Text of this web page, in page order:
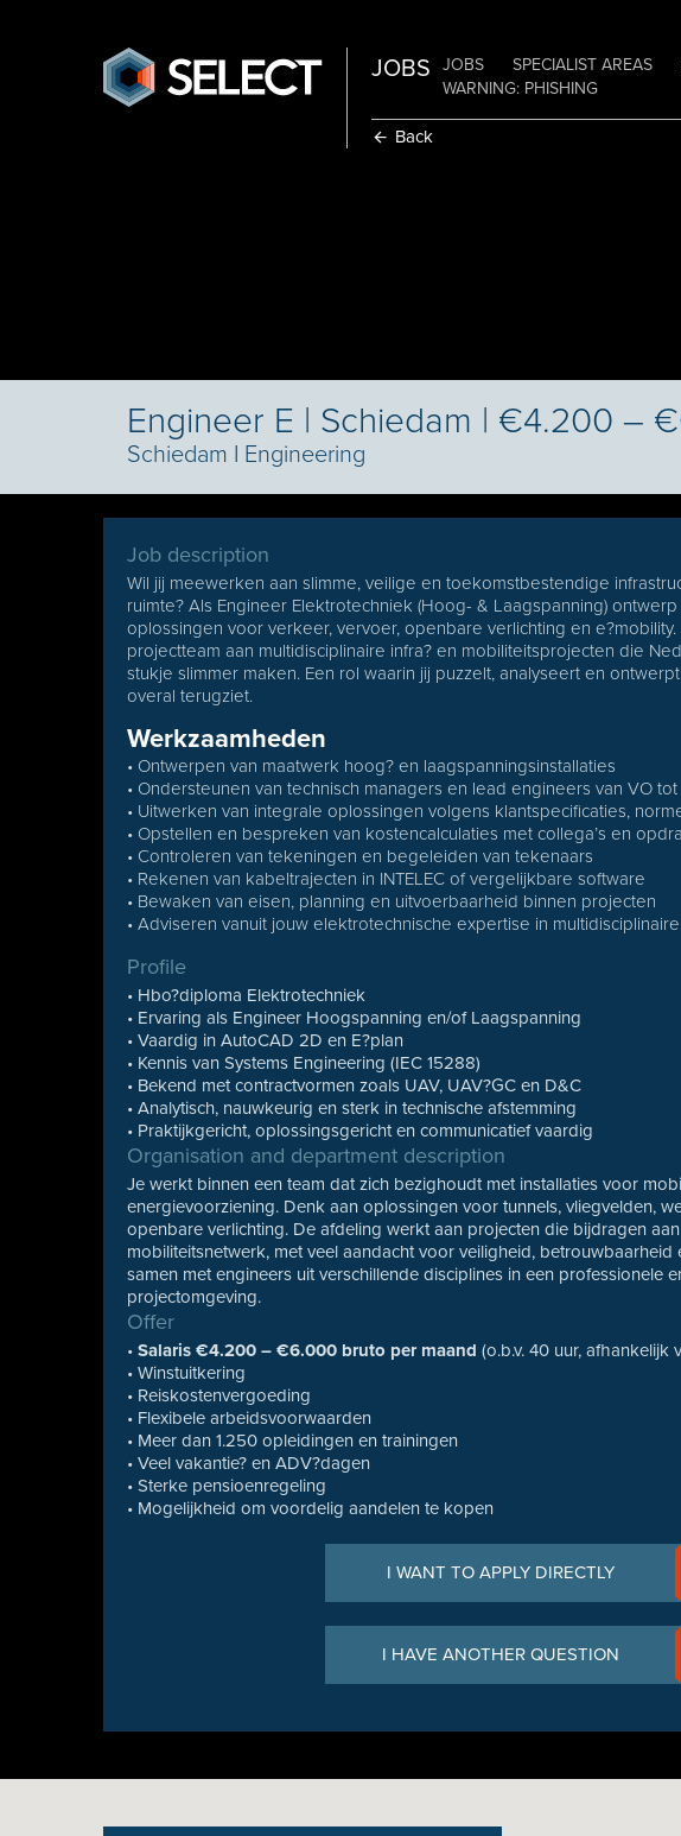
JOBS JOBS SPECIALIST AREAS
WARNING: PHISHING
Back
Engineer E | Schiedam | €4.200 –
Schiedam I Engineering
Job description
Wil jij meewerken aan slimme, veilige en toekomstbestendige
ruimte? Als Engineer Elektrotechniek (Hoog- & Laagspanning)
oplossingen voor verkeer, vervoer, openbare verlichting en
projectteam aan multidisciplinaire infra? en mobiliteitsprojecten die
stukje slimmer maken. Een rol waarin jij puzzelt, analyseert en
overal terugziet.
Werkzaamheden
• Ontwerpen van maatwerk hoog? en laagspanningsinstallaties
• Ondersteunen van technisch managers en lead engineers van VO
• Uitwerken van integrale oplossingen volgens klantspecificaties,
• Opstellen en bespreken van kostencalculaties met collega’s en
• Controleren van tekeningen en begeleiden van tekenaars
• Rekenen van kabeltrajecten in INTELEC of vergelijkbare software
• Bewaken van eisen, planning en uitvoerbaarheid binnen projecten
• Adviseren vanuit jouw elektrotechnische expertise in
Profile
• Hbo?diploma Elektrotechniek
• Ervaring als Engineer Hoogspanning en/of Laagspanning
• Vaardig in AutoCAD 2D en E?plan
• Kennis van Systems Engineering (IEC 15288)
• Bekend met contractvormen zoals UAV, UAV?GC en D&C
• Analytisch, nauwkeurig en sterk in technische afstemming
• Praktijkgericht, oplossingsgericht en communicatief vaardig
Organisation and department description
Je werkt binnen een team dat zich bezighoudt met installaties voor
energievoorziening. Denk aan oplossingen voor tunnels, vliegvelden,
openbare verlichting. De afdeling werkt aan projecten die bijdragen
mobiliteitsnetwerk, met veel aandacht voor veiligheid, betrouwbaarheid
samen met engineers uit verschillende disciplines in een professionele
projectomgeving.
Offer
•Salaris €4.200 – €6.000 bruto per maand (o.b.v. 40 uur, afhankelijk
• Winstuitkering
• Reiskostenvergoeding
• Flexibele arbeidsvoorwaarden
• Meer dan 1.250 opleidingen en trainingen
• Veel vakantie? en ADV?dagen
• Sterke pensioenregeling
• Mogelijkheid om voordelig aandelen te kopen
I WANT TO APPLY DIRECTLY
I HAVE ANOTHER QUESTION